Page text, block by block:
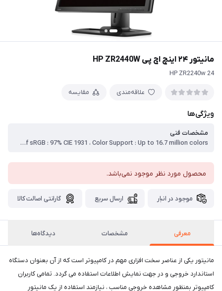
مانیتور ۲۴ اینچ اچ پی HP ZR2440W
HP ZR2240w 24
علاقه‌مندی مقایسه
ویژگی‌ها
مشخصات فنی
HP LED Monitor Type : IPS (in-plane switching) LED Backlit LCD ، Viewable Image Area : 61,13 cm ، Screen Opening : 52 x 32,57 cm ، Optimal Resolution : 1920 x 1200 @ 60 Hz; WUXGA ، Aspect Ratio : 16:10 Widescreen ، Viewing Angle : Up to 178° horizontal/178° vertical ، Maximum Brightness : 350 nits cd/m^2 ، Minimum Brightness: 50 nits cd/m^2 ، Contrast Ratio : 1000:1 ، Dynamic Contrast Ratio : 2,000,000:1 ، Response Time : 6 ms (gray to gray) ، Pixel Pitch : 0.270 mm ، Backlight Lamp Life : 30,000 hours minimum ، Color Gamut Area vs.NTSC : 84% CIE 1976, 72% CIE 1931 ، Color Gamut Coverage of sRGB : 97% CIE 1931 ، Color Support : Up to 16.7 million colors
محصول مورد نظر موجود نمی‌باشد.
موجود در انبار ارسال سریع گارانتی اصالت کالا
معرفی مشخصات دیدگاه‌ها
مانیتور یکی از عناصر سخت افزاری مهم در کامپیوتر است که از آن بعنوان دستگاه
استاندارد خروجی و در جهت نمایش اطلاعات استفاده می گردد. تمامی کاربران
کامپیوتر بمنظور مشاهده خروجی مناسب ، نیازمند استفاده از یک مانیتور